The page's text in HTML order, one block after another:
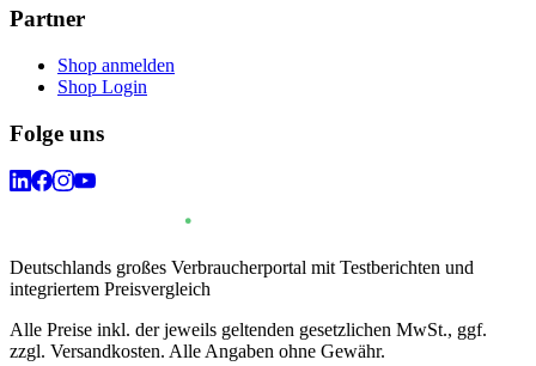
Partner
Shop anmelden
Shop Login
Folge uns
Deutschlands großes Verbraucherportal mit Testberichten und
integriertem Preisvergleich
Alle Preise inkl. der jeweils geltenden gesetzlichen MwSt., ggf.
zzgl. Versandkosten. Alle Angaben ohne Gewähr.